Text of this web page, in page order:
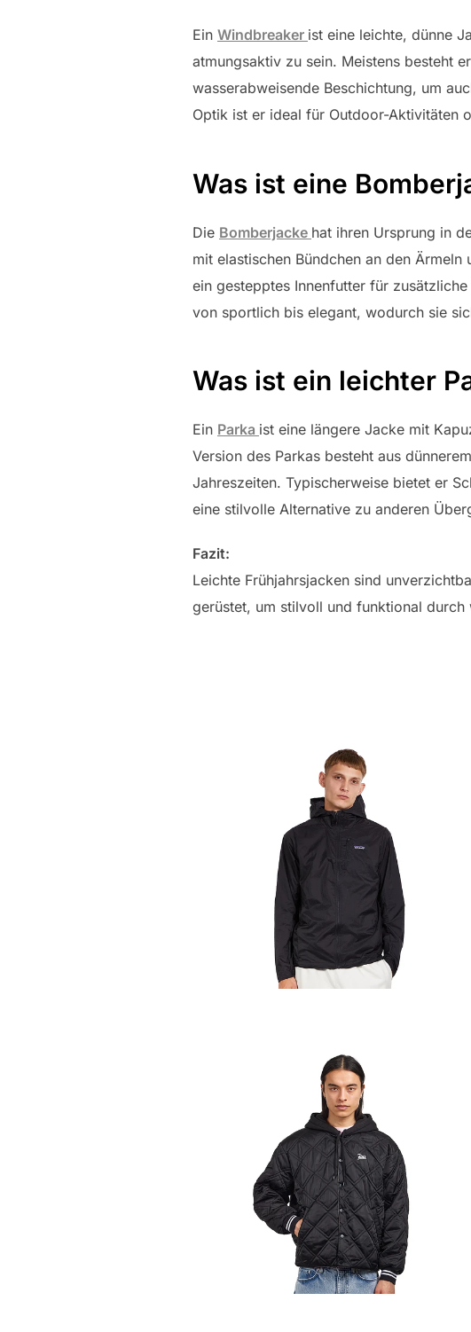
Ein Windbreaker ist eine leichte, dünne
atmungsaktiv zu sein. Meistens besteht
wasserabweisende Beschichtung, um
Optik ist er ideal für Outdoor-Aktivitäten
Was ist eine
Die Bomberjacke hat ihren Ursprung in
mit elastischen Bündchen an den
ein gestepptes Innenfutter für
von sportlich bis elegant, wodurch sie
Was ist ein leichter
Ein Parka ist eine längere Jacke mit
Version des Parkas besteht aus
Jahreszeiten. Typischerweise bietet er
eine stilvolle Alternative zu anderen
Fazit:
Leichte Frühjahrsjacken sind
gerüstet, um stilvoll und funktional durch